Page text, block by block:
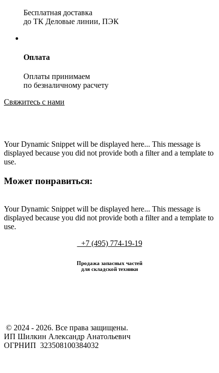
Бесплатная доставка
до ТК Деловые линии, ПЭК
Оплата
Оплаты принимаем
по безналичному расчету
Свяжитесь с нами
Your Dynamic Snippet will be displayed here... This message is
displayed because you did not provide both a filter and a template to
use.
Может понравиться:
Your Dynamic Snippet will be displayed here... This message is
displayed because you did not provide both a filter and a template to
use.
+7 (495) 774-19-19
Продажа запасных частей
для складской техники
​ © 2024 - 2026. Все права защищены.
ИП Шилкин Александр Анатольевич
ОГРНИП 323508100384032